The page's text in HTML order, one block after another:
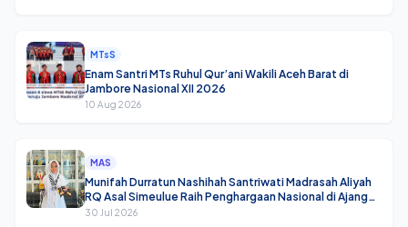
MTsS
Enam Santri MTs Ruhul Qur’ani Wakili Aceh Barat di
Jambore Nasional XII 2026
10 Aug 2026
MAS
Munifah Durratun Nashihah Santriwati Madrasah Aliyah
RQ Asal Simeulue Raih Penghargaan Nasional di Ajang
Robotik
30 Jul 2026